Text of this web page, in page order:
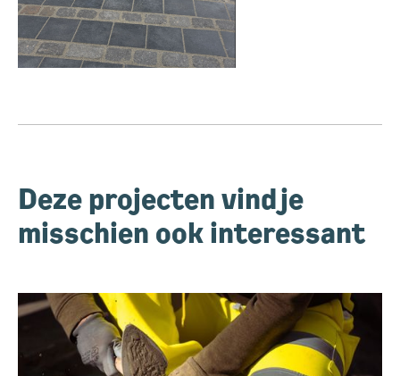
Deze projecten vind je
misschien ook interessant